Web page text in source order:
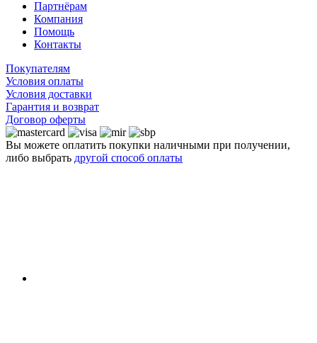
Партнёрам
Компания
Помощь
Контакты
Покупателям
Условия оплаты
Условия доставки
Гарантия и возврат
Договор оферты
Вы можете оплатить покупки наличными при получении,
либо выбрать другой способ оплаты